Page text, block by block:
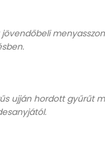
ujján hordott gyűrűt